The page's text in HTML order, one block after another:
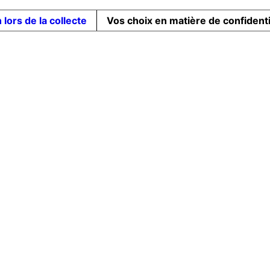
lors de la collecte Vos choix en matière de